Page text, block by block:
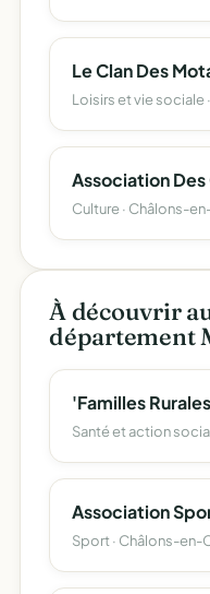
Loisirs et vie sociale
Culture · Châlons-
À découvrir
département
Santé et action
Sport · Châlons-en-